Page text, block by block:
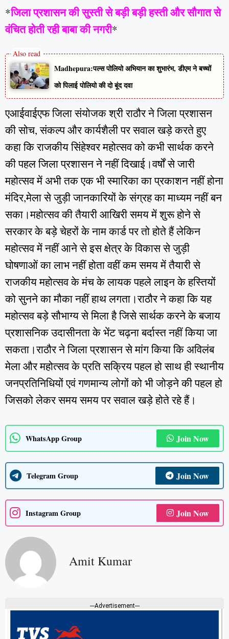
*जिला प्रशासन की सुस्ती से बड़ी बड़ी हस्ती और सौगात से
वंचित होती रही बाबा की नगरी*
Madhepura:पल्स पोलियो अभियान का शुभारंभ, डीएम ने बच्चों
को पिलाई पोलियो की दो बूंद दवा
एआईवाईएफ जिला संयोजक श्री राठौर ने जिला प्रशासन
की सोच, संकल्प और कार्यशैली पर सवाल खड़े करते हुए
कहा कि राजकीय सिंहेश्वर महोत्सव को कभी सार्थक करने
की पहल जिला प्रशासन ने नहीं दिखाई।वर्षों से जारी
महोत्सव में अभी तक एक भी स्मारिका का प्रकाशन नहीं होना
मंदिर,मेला से जुड़ी जानकारियों के संग्रह का माध्यम नहीं बन
सका।महोत्सव की तैयारी आखिरी समय में शुरू होने से
सरकार के बड़े चेहरों के नाम कार्ड पर तो होते हैं लेकिन
महोत्सव में नहीं आने से इस क्षेत्र के विकास से जुड़ी
घोषणाओं का लाभ नहीं होता वहीं कम समय में तैयारी से
राजकीय महोत्सव के मंच के लायक पहले लाइन के हस्तियों
को सुनने का मौका नहीं हाथ लगता।राठौर ने कहा कि यह
महोत्सव बड़े सौभाग्य से मिला है जिसे सार्थक करने के बजाय
प्रशासनिक उदासीनता के भेंट चढ़ना बर्दास्त नहीं किया जा
सकता।राठौर ने जिला प्रशासन से मांग किया कि अविलंब
मेला और महोत्सव के प्रति सक्रिय पहल हो साथ ही स्थानीय
जनप्रतिनिधियों एवं गणमान्य लोगों को भी जोड़ने की पहल हो
जिसको लेकर समय समय पर सवाल खड़े होते रहे हैं।
WhatsApp Group Join Now
Telegram Group Join Now
Instagram Group Join Now
Amit Kumar
---Advertisement---